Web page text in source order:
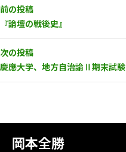
岡本全勝
前の投稿
『論壇の戦後史』
次の投稿
慶應大学、地方自治論Ⅱ期末試験